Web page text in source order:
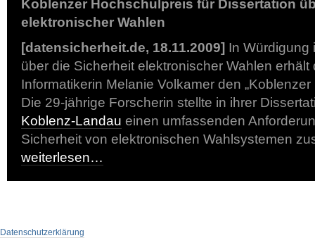
Koblenzer Hochschulpreis für Dissertation
elektronischer Wahlen
[datensicherheit.de, 18.11.2009] In Würdigung
über die Sicherheit elektronischer Wahlen erhält
Informatikerin Melanie Volkamer den
Die 29-jährige Forscherin stellte in ihrer
Koblenz-Landau einen umfassenden
Sicherheit von elektronischen Wahlsystemen
weiterlesen…
Datenschutzerklärung